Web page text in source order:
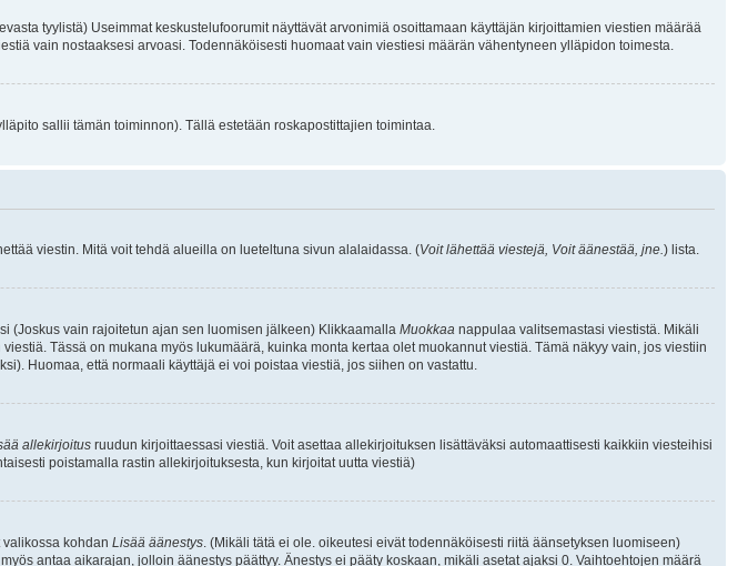
tyylistä) Useimmat keskustelufoorumit näyttävät arvonimiä osoittamaan käyttäjän kirjoittamien viestien määrää
vain nostaaksesi arvoasi. Todennäköisesti huomaat vain viestiesi määrän vähentyneen ylläpidon toimesta.
sallii tämän toiminnon). Tällä estetään roskapostittajien toimintaa.
viestin. Mitä voit tehdä alueilla on lueteltuna sivun alalaidassa. (Voit lähettää viestejä, Voit äänestää, jne. ) lista.
(Joskus vain rajoitetun ajan sen luomisen jälkeen) Klikkaamalla Muokkaa nappulaa valitsemastasi viestistä. Mikäli
Tässä on mukana myös lukumäärä, kuinka monta kertaa olet muokannut viestiä. Tämä näkyy vain, jos viestiin
Huomaa, että normaali käyttäjä ei voi poistaa viestiä, jos siihen on vastattu.
allekirjoitus ruudun kirjoittaessasi viestiä. Voit asettaa allekirjoituksen lisättäväksi automaattisesti kaikkiin viesteihisi
poistamalla rastin allekirjoituksesta, kun kirjoitat uutta viestiä)
kohdan Lisää äänestys . (Mikäli tätä ei ole. oikeutesi eivät todennäköisesti riitä äänsetyksen luomiseen)
antaa aikarajan, jolloin äänestys päättyy. Änestys ei pääty koskaan, mikäli asetat ajaksi 0. Vaihtoehtojen määrä